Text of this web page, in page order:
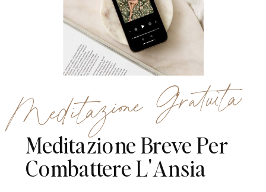
Meditazione Gratuita
Meditazione Breve Per
Combattere L'Ansia